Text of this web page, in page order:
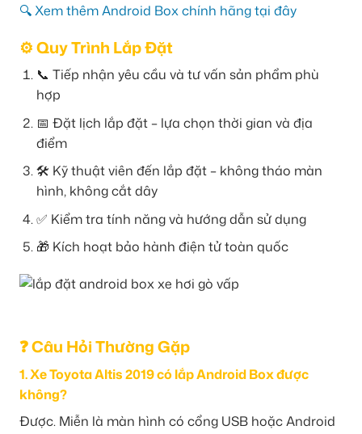
🔍 Xem thêm Android Box chính hãng tại đây
⚙️ Quy Trình Lắp Đặt
📞 Tiếp nhận yêu cầu và tư vấn sản phẩm phù
hợp
📅 Đặt lịch lắp đặt – lựa chọn thời gian và địa
điểm
🛠️ Kỹ thuật viên đến lắp đặt – không tháo màn
hình, không cắt dây
✅ Kiểm tra tính năng và hướng dẫn sử dụng
🎁 Kích hoạt bảo hành điện tử toàn quốc
❓ Câu Hỏi Thường Gặp
1. Xe Toyota Altis 2019 có lắp Android Box được
không?
Được. Miễn là màn hình có cổng USB hoặc Android